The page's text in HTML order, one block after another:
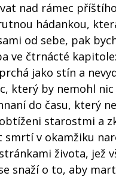
nad rámec
hádankou,
od sebe, pak
ve čtrnácté
jako stín a
který by nemohl
do času, který
starostmi a
v okamžiku
života, jež
snaží o to, aby